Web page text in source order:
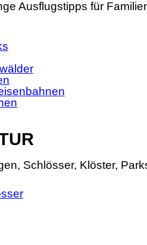
Ausflugstipps für
Schlösser, Klöster,